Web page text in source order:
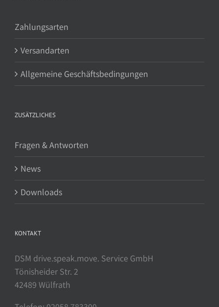
Zahlungsarten
Versandarten
Allgemeine Geschäftsbedingungen
ZUSÄTZLICHES
Fragen & Antworten
News
Downloads
KONTAKT
DSM drive.speak.move. Service GmbH
Tönisheider Str. 2
42489 Wülfrath